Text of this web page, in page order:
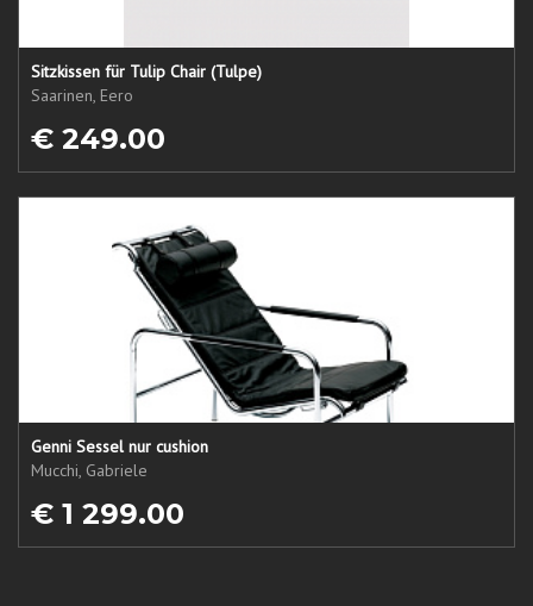
Sitzkissen für Tulip Chair (Tulpe)
Saarinen, Eero
€ 249.00
Genni Sessel nur cushion
Mucchi, Gabriele
€ 1 299.00